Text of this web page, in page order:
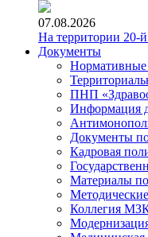
07.08.2026
На территории 20-
Документы
ПНП
Информация
Документы
Кадровая
Материалы
Коллегия